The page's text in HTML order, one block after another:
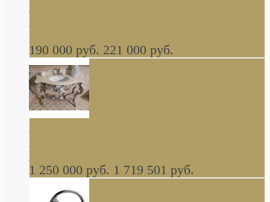
Decorated Bathroom раковина овальная
встраиваемая для ванной с рисунком синяя
роза В НАЛИЧИИ
190 000 руб. 221 000 руб.
стиле барокко, из массива дерева, светло
коричневый матовый окрас + серебро
1 250 000 руб. 1 719 501 руб.